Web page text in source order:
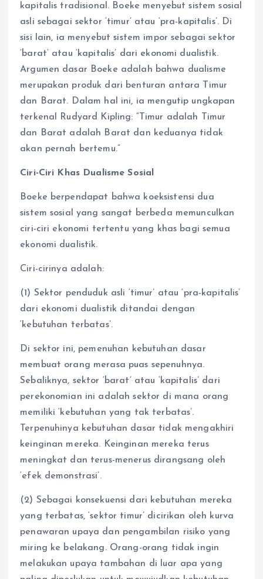
kapitalis tradisional. Boeke menyebut sistem sosial
asli sebagai sektor ‘timur’ atau ‘pra-kapitalis’. Di
sisi lain, ia menyebut sistem impor sebagai sektor
‘barat’ atau ‘kapitalis’ dari ekonomi dualistik.
Argumen dasar Boeke adalah bahwa dualisme
merupakan produk dari benturan antara Timur
dan Barat. Dalam hal ini, ia mengutip ungkapan
terkenal Rudyard Kipling: “Timur adalah Timur
dan Barat adalah Barat dan keduanya tidak
akan pernah bertemu.”
Ciri-Ciri Khas Dualisme Sosial
Boeke berpendapat bahwa koeksistensi dua
sistem sosial yang sangat berbeda memunculkan
ciri-ciri ekonomi tertentu yang khas bagi semua
ekonomi dualistik.
Ciri-cirinya adalah:
(1) Sektor penduduk asli ‘timur’ atau ‘pra-kapitalis’
dari ekonomi dualistik ditandai dengan
‘kebutuhan terbatas’.
Di sektor ini, pemenuhan kebutuhan dasar
membuat orang merasa puas sepenuhnya.
Sebaliknya, sektor ‘barat’ atau ‘kapitalis’ dari
perekonomian ini adalah sektor di mana orang
memiliki ‘kebutuhan yang tak terbatas’.
Terpenuhinya kebutuhan dasar tidak mengakhiri
keinginan mereka. Keinginan mereka terus
meningkat dan terus-menerus dirangsang oleh
‘efek demonstrasi’.
(2) Sebagai konsekuensi dari kebutuhan mereka
yang terbatas, ‘sektor timur’ dicirikan oleh kurva
penawaran upaya dan pengambilan risiko yang
miring ke belakang. Orang-orang tidak ingin
melakukan upaya tambahan di luar apa yang